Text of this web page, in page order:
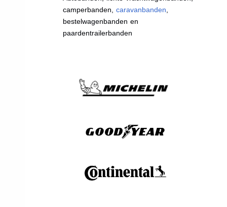
camperbanden, caravanbanden,
bestelwagenbanden en
paardentrailerbanden